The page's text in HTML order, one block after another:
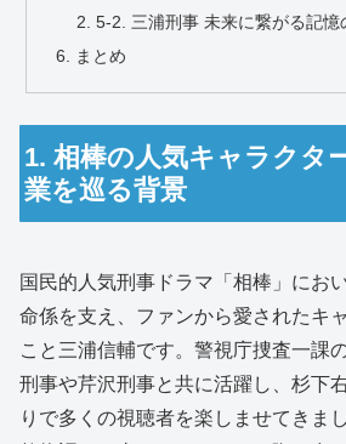
5-2. 三浦刑事 未来に繋がる記憶
まとめ
1. 相棒の人気キャラクタ
業を巡る背景
国民的人気刑事ドラマ「相棒」にお
命係を支え、ファンから愛されたキ
こと三浦信輔です。警視庁捜査一課
刑事や芹沢刑事と共に活躍し、杉下
りで多くの視聴者を楽しませてきま